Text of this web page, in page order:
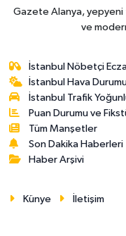
Gazete Alanya, yepyeni
ve
İstanbul Nöbetçi
İstanbul Hava
İstanbul Trafik
Puan Durumu ve
Tüm Manşetler
Son Dakika Haberleri
Haber Arşivi
Künye İletişim